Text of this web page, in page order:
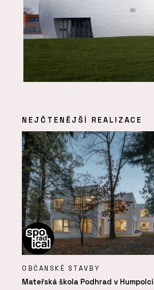
NEJČTENĚJŠÍ REALIZACE
OBČANSKÉ STAVBY
Mateřská škola Podhrad v Humpolci